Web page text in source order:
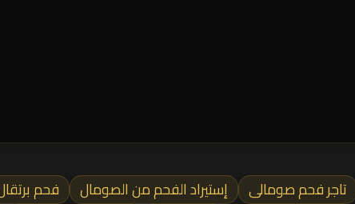
تاجر فحم صومالى إستيراد الفحم من الصومال فحم